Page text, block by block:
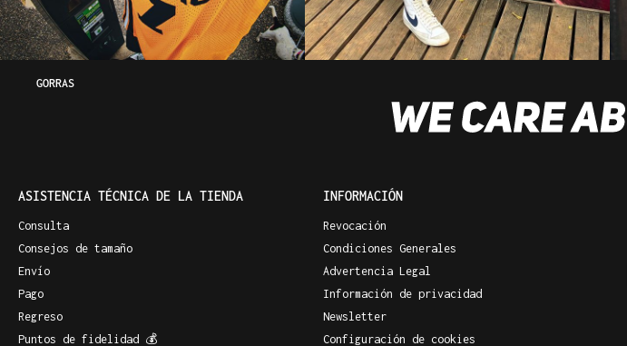
GORRAS
ASISTENCIA TÉCNICA DE LA TIENDA
Consulta
Consejos de tamaño
Envío
Pago
Regreso
Puntos de fidelidad 💰
INFORMACIÓN
Revocación
Condiciones Generales
Advertencia Legal
Información de privacidad
Newsletter
Configuración de cookies